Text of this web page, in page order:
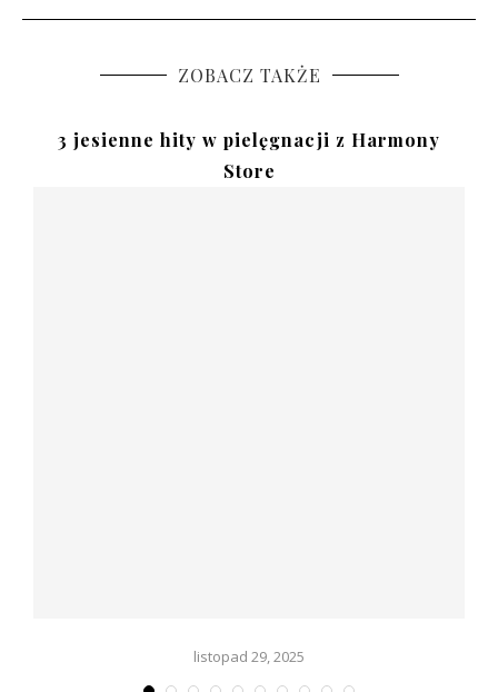
ZOBACZ TAKŻE
3 jesienne hity w pielęgnacji z Harmony
Store
listopad 29, 2025